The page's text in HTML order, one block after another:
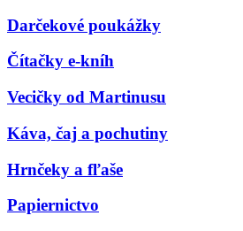
Darčekové poukážky
Čítačky e-kníh
Vecičky od Martinusu
Káva, čaj a pochutiny
Hrnčeky a fľaše
Papiernictvo